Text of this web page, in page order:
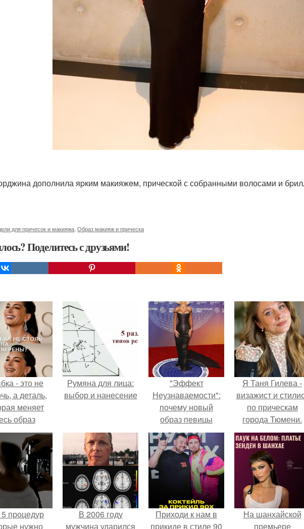
дoполнила яpким макияжeм, прическoй с собранными волосами и
для причесок и макияжа Образ макияж и прическа
Поделитесь с друзьями!
- это не
а деталь,
меняет
образ
Румяна для лица:
выбор и нанесение
"Эффект
Неузнаваемости":
почему новый
образ певицы
вызвал споры о
гранях
возможного?
Я Таня Гилева -
визажист и
по прическам
города Тюмени.
процедур
нужно
В 2006 году
мужчина ударился
Приходи к нам в
прикиде в стиле 90
На шанхайской
премьере